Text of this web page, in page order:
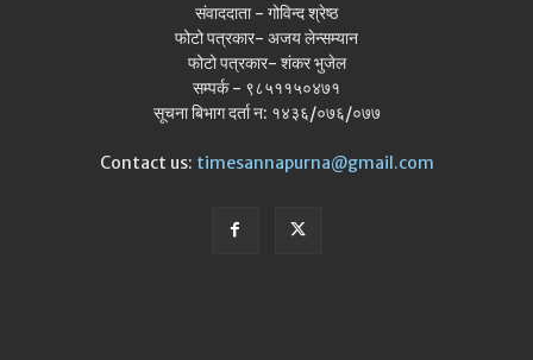
संवाददाता - गोविन्द श्रेष्ठ
फोटो पत्रकार- अजय लेन्सम्यान
फोटो पत्रकार- शंकर भुजेल
सम्पर्क - ९८५११५०४७१
सूचना बिभाग दर्ता न: १४३६/०७६/०७७
Contact us: timesannapurna@gmail.com